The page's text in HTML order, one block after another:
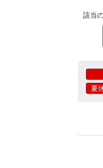
該当
夏